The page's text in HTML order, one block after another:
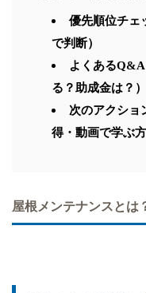
優先順位チェ
で判断）
よくある
る？助成金は？）
次のアクショ
得・動画で学ぶ
屋根メンテナンスとは